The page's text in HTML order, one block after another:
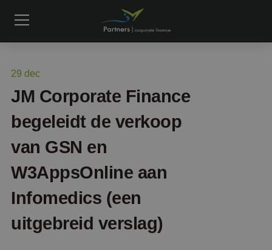
29 dec
JM Corporate Finance
begeleidt de verkoop
van GSN en
W3AppsOnline aan
Infomedics (een
uitgebreid verslag)